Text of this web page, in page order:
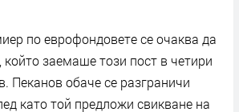
по еврофондовете се очаква да
заемаше този пост в четири
Пеканов обаче се разграничи
като той предложи свикване на